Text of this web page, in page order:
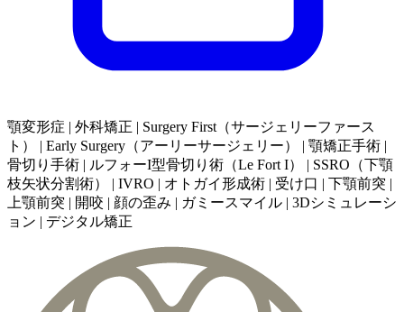
顎変形症 | 外科矯正 | Surgery First（サージェリーファース
ト） | Early Surgery（アーリーサージェリー） | 顎矯正手術 |
骨切り手術 | ルフォーI型骨切り術（Le Fort I） | SSRO（下顎
枝矢状分割術） | IVRO | オトガイ形成術 | 受け口 | 下顎前突 |
上顎前突 | 開咬 | 顔の歪み | ガミースマイル | 3Dシミュレーシ
ョン | デジタル矯正